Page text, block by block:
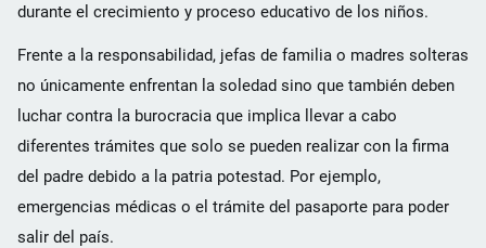
durante el crecimiento y proceso educativo de los niños.
Frente a la responsabilidad, jefas de familia o madres solteras
no únicamente enfrentan la soledad sino que también deben
luchar contra la burocracia que implica llevar a cabo
diferentes trámites que solo se pueden realizar con la firma
del padre debido a la patria potestad. Por ejemplo,
emergencias médicas o el trámite del pasaporte para poder
salir del país.